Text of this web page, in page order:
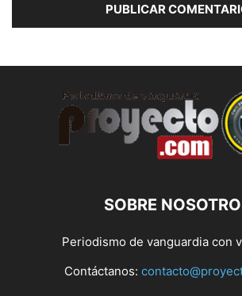
SOBRE
Periodismo de vanguardia con
Contáctanos: